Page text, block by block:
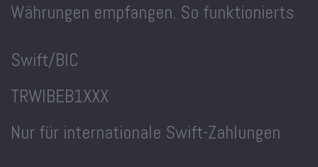
Währungen empfangen. So funktionierts
Swift/BIC
TRWIBEB1XXX
Nur für internationale Swift-Zahlungen